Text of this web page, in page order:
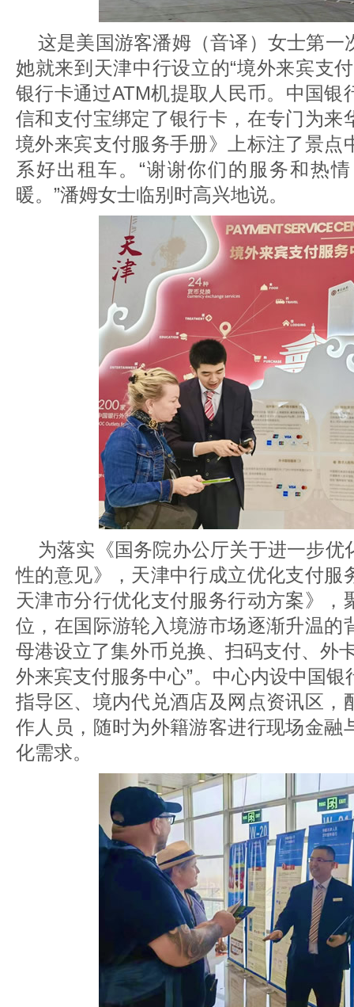
这是美国游客潘姆（音译）女士第一
她就来到天津中行设立的“境外来宾支
银行卡通过ATM机提取人民币。中国银
信和支付宝绑定了银行卡，在专门为来
境外来宾支付服务手册》上标注了景点
系好出租车。“谢谢你们的服务和热
暖。”潘姆女士临别时高兴地说。
为落实《国务院办公厅关于进一步优
性的意见》，天津中行成立优化支付服
天津市分行优化支付服务行动方案》，
位，在国际游轮入境游市场逐渐升温的
母港设立了集外币兑换、扫码支付、外
外来宾支付服务中心”。中心内设中国
指导区、境内代兑酒店及网点资讯区，
作人员，随时为外籍游客进行现场金融
化需求。